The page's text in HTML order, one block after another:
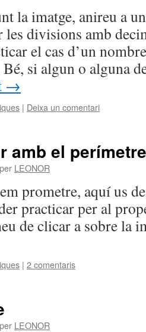
la imatge, anireu a
divisions amb
el cas d’un
si algun o alguna
→
| Deixa un comentari
amb el perímetre
per LEONOR
prometre, aquí us
practicar per al
de clicar a sobre la
| 2 comentaris
per LEONOR